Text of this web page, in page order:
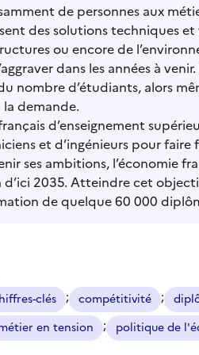
de personnes aux
des solutions techniques
ou encore de
dans les années à
nombre d’étudiants, alors
demande.
d’enseignement
et d’ingénieurs pour faire
ses ambitions, l’économie
2035. Atteindre cet
de quelque 60 000
clés ; compétitivité ;
en tension ; politique de